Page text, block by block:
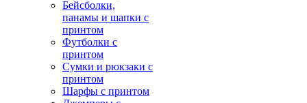
Бейсболки,
панамы и шапки с
принтом
Футболки с
принтом
Сумки и рюкзаки с
принтом
Шарфы с принтом